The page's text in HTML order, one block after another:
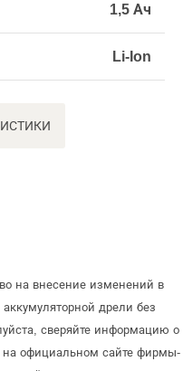
1,5 Ач
Li-Ion
на внесение изменений в
дрели без
сверяйте информацию о
официальном сайте фирмы-